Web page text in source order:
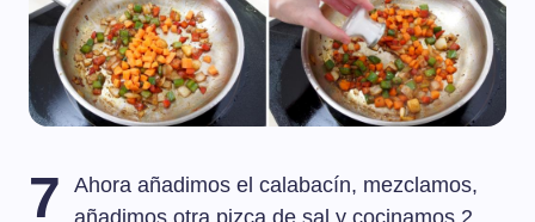
7
Ahora añadimos el calabacín, mezclamos,